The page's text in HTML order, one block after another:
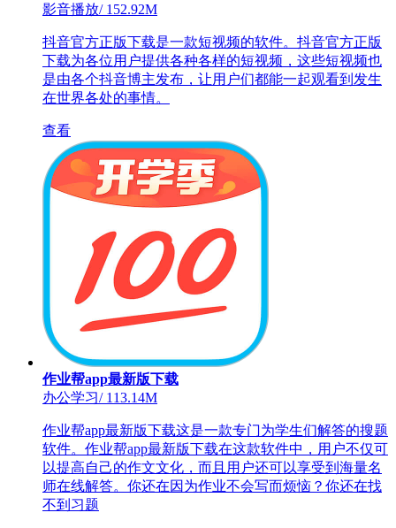
影音播放/152.92M
抖音官方正版下载是一款短视频的软件。抖音官方正版
下载为各位用户提供各种各样的短视频，这些短视频也
是由各个抖音博主发布，让用户们都能一起观看到发生
在世界各处的事情。
查看
作业帮app最新版下载
办公学习/113.14M
作业帮app最新版下载这是一款专门为学生们解答的搜题
软件。作业帮app最新版下载在这款软件中，用户不仅可
以提高自己的作文文化，而且用户还可以享受到海量名
师在线解答。你还在因为作业不会写而烦恼？你还在找
不到习题